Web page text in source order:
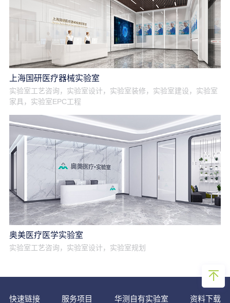
上海国研医疗器械实验室
实验室工艺咨询，实验室设计，实验室装修，实验室建设，实验室
家具，实验室EPC工程
奥美医疗医学实验室
实验室工艺咨询，实验室设计，实验室规划
快速链接 服务项目 华测自有实验室 资料下载